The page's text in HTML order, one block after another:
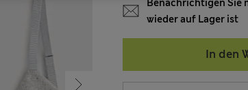
Benachrichtigen Sie
wieder auf Lager ist
In den